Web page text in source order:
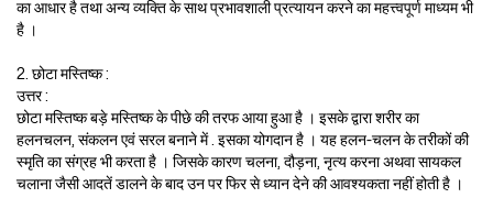
का आधार है तथा अन्य व्यक्ति के साथ प्रभावशाली प्रत्यायन करने का महत्त्वपूर्ण माध्यम भी
है ।
2. छोटा मस्तिष्क :
उत्तर :
छोटा मस्तिष्क बड़े मस्तिष्क के पीछे की तरफ आया हुआ है । इसके द्वारा शरीर का
हलनचलन, संकलन एवं सरल बनाने में . इसका योगदान है । यह हलन-चलन के तरीकों की
स्मृति का संग्रह भी करता है । जिसके कारण चलना, दौड़ना, नृत्य करना अथवा सायकल
चलाना जैसी आदतें डालने के बाद उन पर फिर से ध्यान देने की आवश्यकता नहीं होती है ।